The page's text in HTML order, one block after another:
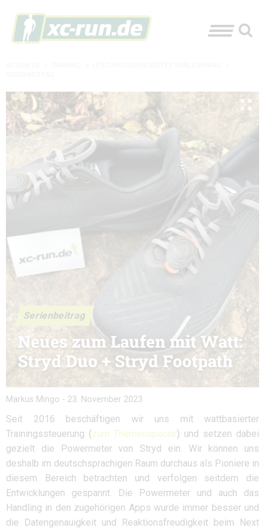
Serienbeitrag
Neues zum Laufen mit Watt:
Stryd Duo + Stryd Footpath
Markus Mingo - 23. November 2023
Seit 2016 beschäftigen wir uns mit wattbasierter
Trainingssteuerung (zum Themenspecial) und setzen dabei
gezielt die Powermeter von Stryd ein. Wir können uns
deshalb im deutschsprachigen Raum durchaus als Pioniere in
diesem Bereich betrachten und verfolgen seitdem die
Entwicklungen gespannt. Die Powermeter und auch das
Handling in den zugehörigen Apps wurde immer besser und
die Datengenauigkeit und Reaktionsfreudigkeit beim Next